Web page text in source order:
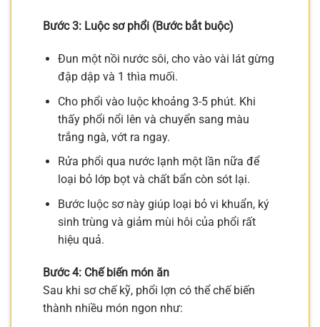
Bước 3: Luộc sơ phổi (Bước bắt buộc)
Đun một nồi nước sôi, cho vào vài lát gừng
đập dập và 1 thìa muối.
Cho phổi vào luộc khoảng 3-5 phút. Khi
thấy phổi nổi lên và chuyển sang màu
trắng ngà, vớt ra ngay.
Rửa phổi qua nước lạnh một lần nữa để
loại bỏ lớp bọt và chất bẩn còn sót lại.
Bước luộc sơ này giúp loại bỏ vi khuẩn, ký
sinh trùng và giảm mùi hôi của phổi rất
hiệu quả.
Bước 4: Chế biến món ăn
Sau khi sơ chế kỹ, phổi lợn có thể chế biến
thành nhiều món ngon như: